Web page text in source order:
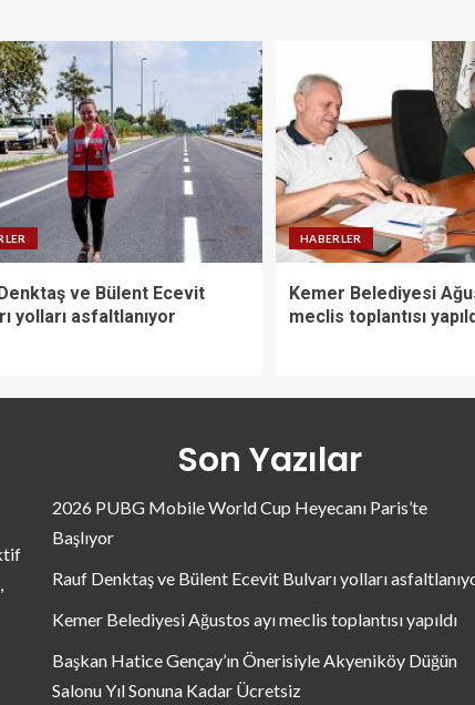
ve Bülent Ecevit
yolları asfaltlanıyor
HABERLER
Kemer Belediyesi
meclis toplantısı
Son Yazılar
2026 PUBG Mobile World Cup Heyecanı Paris’te
Başlıyor
Rauf Denktaş ve Bülent Ecevit Bulvarı yolları
Kemer Belediyesi Ağustos ayı meclis toplantısı yapıldı
Başkan Hatice Gençay’ın Önerisiyle Akyeniköy Düğün
Salonu Yıl Sonuna Kadar Ücretsiz